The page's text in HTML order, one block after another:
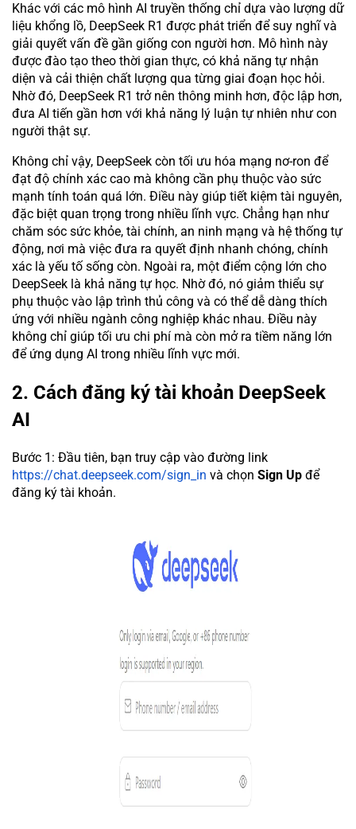
Khác với các mô hình AI truyền thống chỉ dựa vào lượng dữ
liệu khổng lồ, DeepSeek R1 được phát triển để suy nghĩ và
giải quyết vấn đề gần giống con người hơn. Mô hình này
được đào tạo theo thời gian thực, có khả năng tự nhận
diện và cải thiện chất lượng qua từng giai đoạn học hỏi.
Nhờ đó, DeepSeek R1 trở nên thông minh hơn, độc lập hơn,
đưa AI tiến gần hơn với khả năng lý luận tự nhiên như con
người thật sự.
Không chỉ vậy, DeepSeek còn tối ưu hóa mạng nơ-ron để
đạt độ chính xác cao mà không cần phụ thuộc vào sức
mạnh tính toán quá lớn. Điều này giúp tiết kiệm tài nguyên,
đặc biệt quan trọng trong nhiều lĩnh vực. Chẳng hạn như
chăm sóc sức khỏe, tài chính, an ninh mạng và hệ thống tự
động, nơi mà việc đưa ra quyết định nhanh chóng, chính
xác là yếu tố sống còn. Ngoài ra, một điểm cộng lớn cho
DeepSeek là khả năng tự học. Nhờ đó, nó giảm thiểu sự
phụ thuộc vào lập trình thủ công và có thể dễ dàng thích
ứng với nhiều ngành công nghiệp khác nhau. Điều này
không chỉ giúp tối ưu chi phí mà còn mở ra tiềm năng lớn
để ứng dụng AI trong nhiều lĩnh vực mới.
2. Cách đăng ký tài khoản DeepSeek
AI
Bước 1: Đầu tiên, bạn truy cập vào đường link
https://chat.deepseek.com/sign_in và chọn Sign Up để
đăng ký tài khoản.